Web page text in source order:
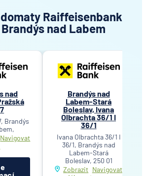
Raiffeisenbank
nad Labem
nad
Brandýs
Navigovat
Brandýs nad
Labem-Stará
Boleslav, Ivana
Olbrachta 36/1 I
36/1
Ivana Olbrachta 36/1 I
36/1, Brandýs nad
Labem-Stará
Boleslav, 250 01
Zobrazit Navigovat